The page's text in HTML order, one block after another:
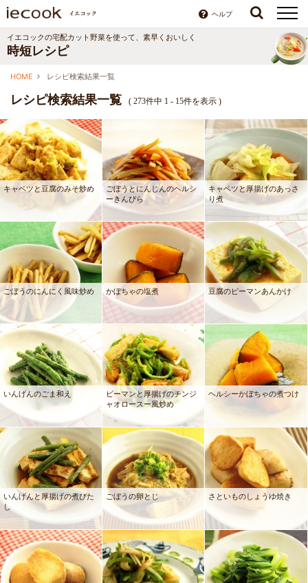
ヘルプ
イエコックの宅配カット野菜を使って、素早くおいしく
時短レシピ
HOME レシピ検索結果一覧
レシピ検索結果一覧 ( 273件中 1 - 15件を表示 )
キャベツと豆腐のみそ炒め
ごぼうとにんじんのヘルシ
ーきんぴら
キャベツと厚揚げのあっさ
り煮
ごぼうのにんにく風味炒め かぼちゃの塩煮 豆腐のピーマンあんかけ
いんげんのごま和え
ピーマンと厚揚げのチンジ
ャオロースー風炒め
ヘルシーかぼちゃの煮つけ
いんげんと厚揚げの煮びた
し
ごぼうの卵とじ さといものしょうゆ焼き